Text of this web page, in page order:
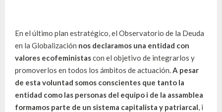
En el último plan estratégico, el Observatorio de la Deuda
en la Globalización nos declaramos una entidad con
valores ecofeministascon el objetivo de integrarlos y
promoverlos en todos los ámbitos de actuación.A pesar
de esta voluntad somos conscientes que tanto la
entidad como las personas del equipo i de la assamblea
formamos parte de un sistema capitalista y patriarcal, i